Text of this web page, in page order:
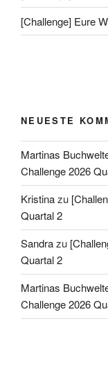
[Challenge] Eure
NEUESTE
Martinas
Challenge 2026
Kristinazu
Quartal 2
Sandrazu
Quartal 2
Martinas
Challenge 2026